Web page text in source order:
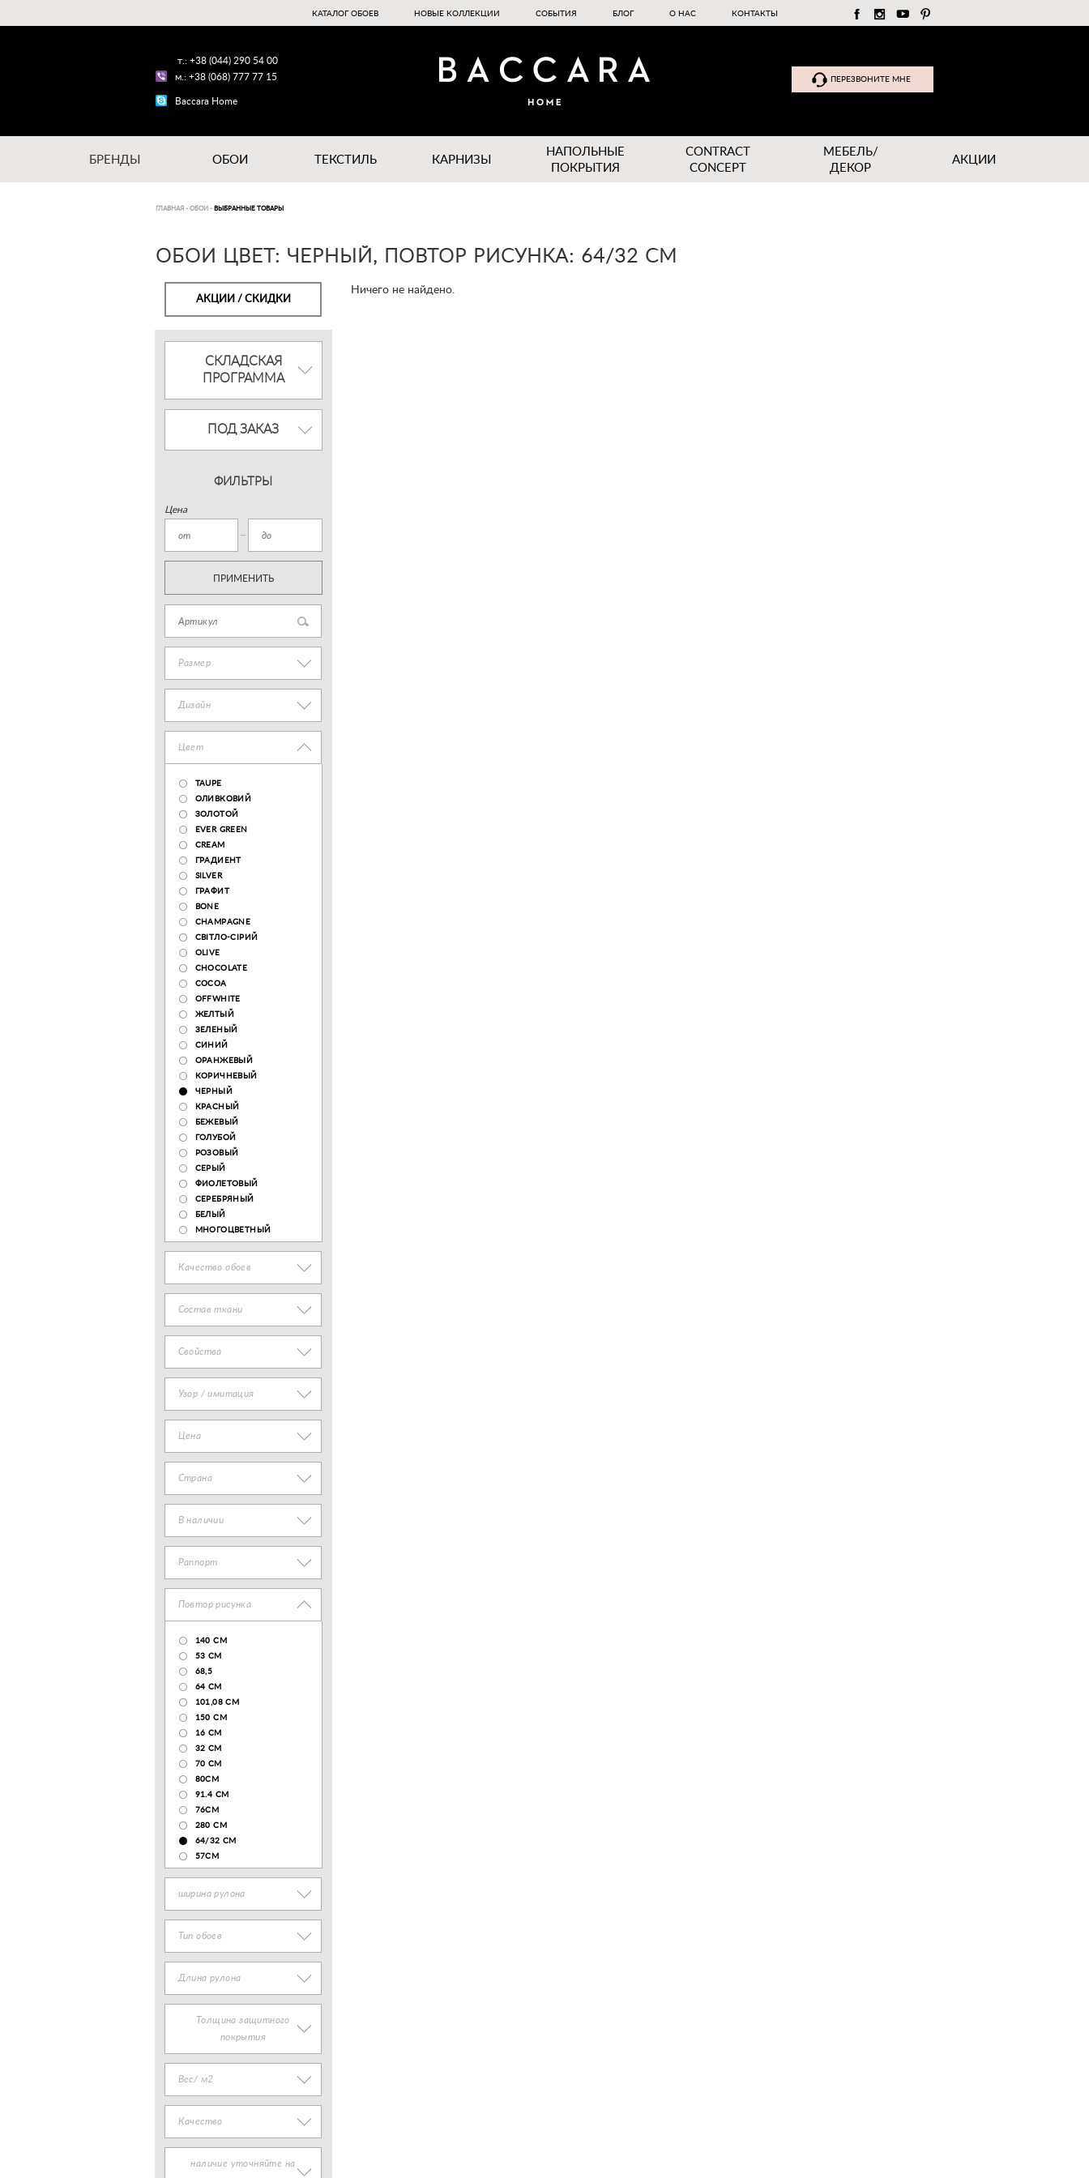
КАТАЛОГ ОБОЕВ НОВЫЕ КОЛЛЕКЦИИ СОБЫТИЯ БЛОГ О НАС КОНТАКТЫ
т.: +38 (044) 290 54 00
м.: +38 (068) 777 77 15
Baccara Home
ПЕРЕЗВОНИТЕ МНЕ
БРЕНДЫ ОБОИ ТЕКСТИЛЬ КАРНИЗЫ
НАПОЛЬНЫЕ
ПОКРЫТИЯ
CONTRACT
CONCEPT
МЕБЕЛЬ/
ДЕКОР
АКЦИИ
ГЛАВНАЯ - ОБОИ - ВЫБРАННЫЕ ТОВАРЫ
ОБОИ ЦВЕТ: ЧЕРНЫЙ, ПОВТОР РИСУНКА: 64/32 СМ
АКЦИИ / СКИДКИ
СКЛАДСКАЯ
ПРОГРАММА
ПОД ЗАКАЗ
ФИЛЬТРЫ
Цена
ПРИМЕНИТЬ
Размер
Дизайн
Цвет
TAUPE
ОЛИВКОВИЙ
ЗОЛОТОЙ
EVER GREEN
CREAM
ГРАДИЕНТ
SILVER
ГРАФИТ
BONE
CHAMPAGNE
СВІТЛО-СІРИЙ
OLIVE
CHOCOLATE
COCOA
OFFWHITE
ЖЕЛТЫЙ
ЗЕЛЕНЫЙ
СИНИЙ
ОРАНЖЕВЫЙ
КОРИЧНЕВЫЙ
ЧЕРНЫЙ
КРАСНЫЙ
БЕЖЕВЫЙ
ГОЛУБОЙ
РОЗОВЫЙ
СЕРЫЙ
ФИОЛЕТОВЫЙ
СЕРЕБРЯНЫЙ
БЕЛЫЙ
МНОГОЦВЕТНЫЙ
Качество обоев
Состав ткани
Свойства
Узор / имитация
Цена
Страна
В наличии
Раппорт
Повтор рисунка
140 CM
53 СМ
68,5
64 СМ
101,08 CM
150 CM
16 СМ
32 СМ
70 CM
80СМ
91.4 СМ
76СМ
280 СМ
64/32 СМ
57СМ
ширина рулона
Тип обоев
Длина рулона
Толщина защитного
покрытия
Вес/ м2
Качество
наличие уточняйте на
Ничего не найдено.